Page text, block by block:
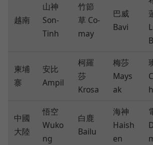
越南
山神
Son-
Tinh
竹節
草 Co-
may
巴威
Bavi
柬埔
寨
安比
Ampil
柯羅
莎
Krosa
梅莎
Mays
ak
中國
大陸
悟空
Wuko
ng
白鹿
Bailu
海神
Haish
en